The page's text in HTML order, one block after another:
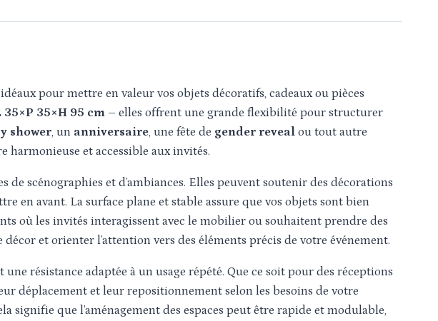
idéaux pour mettre en valeur vos objets décoratifs, cadeaux ou pièces
35×P 35×H 95 cm – elles offrent une grande flexibilité pour structurer
shower, un anniversaire, une fête de gender reveal ou tout autre
harmonieuse et accessible aux invités.
scénographies et d’ambiances. Elles peuvent soutenir des décorations
en avant. La surface plane et stable assure que vos objets sont bien
où les invités interagissent avec le mobilier ou souhaitent prendre des
et orienter l’attention vers des éléments précis de votre événement.
une résistance adaptée à un usage répété. Que ce soit pour des réceptions
déplacement et leur repositionnement selon les besoins de votre
signifie que l’aménagement des espaces peut être rapide et modulable,